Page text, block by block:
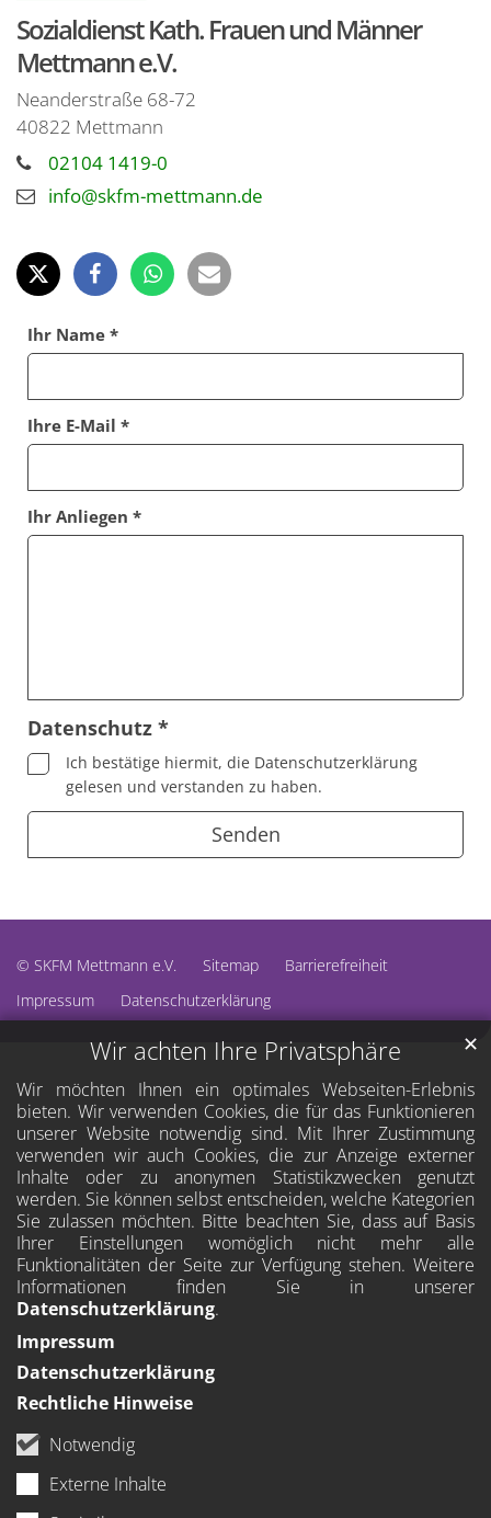
Wir achten Ihre Privatsphäre
Wir möchten Ihnen ein optimales Webseiten-Erlebnis
bieten. Wir verwenden Cookies, die für das Funktionieren
unserer Website notwendig sind. Mit Ihrer Zustimmung
verwenden wir auch Cookies, die zur Anzeige externer
Inhalte oder zu anonymen Statistikzwecken genutzt
werden. Sie können selbst entscheiden, welche Kategorien
Sie zulassen möchten. Bitte beachten Sie, dass auf Basis
Ihrer Einstellungen womöglich nicht mehr alle
Funktionalitäten der Seite zur Verfügung stehen. Weitere
Informationen finden Sie in unserer
Datenschutzerklärung.
Notwendig
Externe Inhalte
✕
Impressum
Datenschutzerklärung
Rechtliche Hinweise
Sozialdienst Kath. Frauen und Männer
Mettmann e.V.
Neanderstraße 68-72
40822 Mettmann
02104 1419-0
info@skfm-mettmann.de
Ihr Name *
Ihre E-Mail *
Ihr Anliegen *
Datenschutz *
Ich bestätige hiermit, die Datenschutzerklärung
gelesen und verstanden zu haben.
© SKFM Mettmann e.V. Sitemap
Barrierefreiheit
Impressum
Datenschutzerklärung